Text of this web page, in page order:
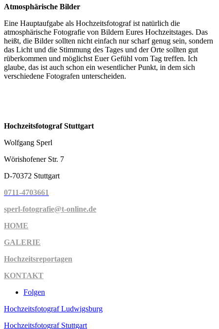
Atmosphärische Bilder
Eine Hauptaufgabe als Hochzeitsfotograf ist natürlich die
atmosphärische Fotografie von Bildern Eures Hochzeitstages. Das
heißt, die Bilder sollten nicht einfach nur scharf genug sein, sondern
das Licht und die Stimmung des Tages und der Orte sollten gut
rüberkommen und möglichst Euer Gefühl vom Tag treffen. Ich
glaube, das ist auch schon ein wesentlicher Punkt, in dem sich
verschiedene Fotografen unterscheiden.
Hochzeitsfotograf Stuttgart
Wolfgang Sperl
Wörishofener Str. 7
D-70372 Stuttgart
0711-4703661
sperl-fotografie@t-online.de
HOME
GALERIE
Hochzeitsreportagen
KONTAKT
Folgen
Hochzeitsfotograf Ludwigsburg
Hochzeitsfotograf Stuttgart